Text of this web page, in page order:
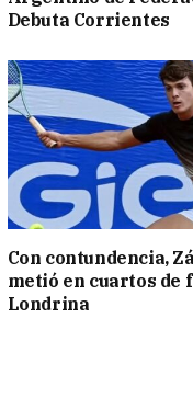
Debuta Corrientes
Con contundencia,
metió en cuartos de
Londrina